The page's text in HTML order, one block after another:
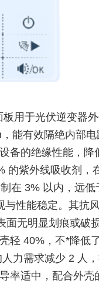
用于光伏逆变器
能有效隔绝内部电
备的绝缘性能，降
的紫外线吸收剂，
在 3% 以内，远低
性能稳定。其抗
面无明显划痕或破
轻 40%，不*降低
力需求减少 2 人
率适中，配合外壳